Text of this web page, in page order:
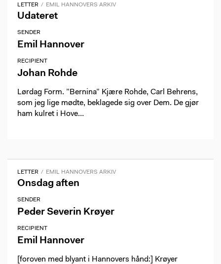
LETTER EMIL HANNOVERS ARKIV
Udateret
SENDER
Emil Hannover
RECIPIENT
Johan Rohde
Lørdag Form. ”Bernina” Kjære Rohde, Carl Behrens,
som jeg lige mødte, beklagede sig over Dem. De gjør
ham kulret i Hove…
LETTER EMIL HANNOVERS ARKIV
Onsdag aften
SENDER
Peder Severin Krøyer
RECIPIENT
Emil Hannover
[foroven med blyant i Hannovers hånd:] Krøyer